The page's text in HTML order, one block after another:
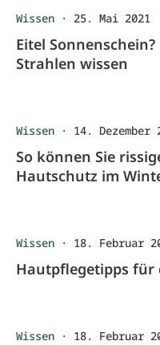
Wissen · 25. Mai 2021
Eitel
Strahlen wissen
Wissen · 14. Dezember
So können Sie
Hautschutz im
Wissen · 18. Februar
Hautpflegetipps für
Wissen · 18. Februar